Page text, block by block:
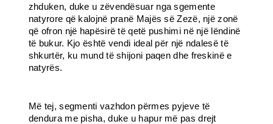
zhduken, duke u zëvendësuar nga sgemente
natyrore që kalojnë pranë Majës së Zezë, një zonë
që ofron një hapësirë të qetë pushimi në një lëndinë
të bukur. Kjo është vendi ideal për një ndalesë të
shkurtër, ku mund të shijoni paqen dhe freskinë e
natyrës.
Më tej, segmenti vazhdon përmes pyjeve të
dendura me pisha, duke u hapur më pas drejt